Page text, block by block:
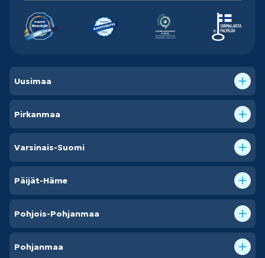
Uusimaa
Pirkanmaa
Varsinais-Suomi
Päijät-Häme
Pohjois-Pohjanmaa
Pohjanmaa